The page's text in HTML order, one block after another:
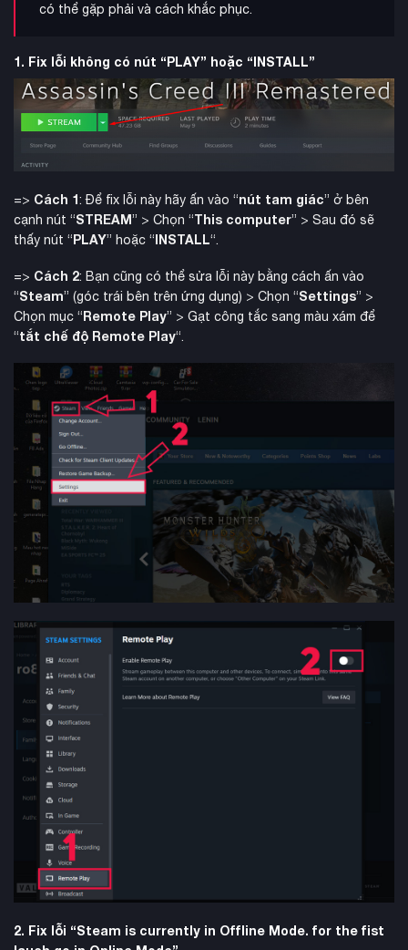
có thể gặp phải và cách khắc phục.
1. Fix lỗi không có nút “PLAY” hoặc “INSTALL”
=> Cách 1: Để fix lỗi này hãy ấn vào “nút tam giác” ở bên
cạnh nút “STREAM” > Chọn “This computer” > Sau đó sẽ
thấy nút “PLAY” hoặc “INSTALL“.
=> Cách 2: Bạn cũng có thể sửa lỗi này bằng cách ấn vào
“Steam” (góc trái bên trên ứng dụng) > Chọn “Settings” >
Chọn mục “Remote Play” > Gạt công tắc sang màu xám để
“tắt chế độ Remote Play“.
2. Fix lỗi “Steam is currently in Offline Mode. for the fist